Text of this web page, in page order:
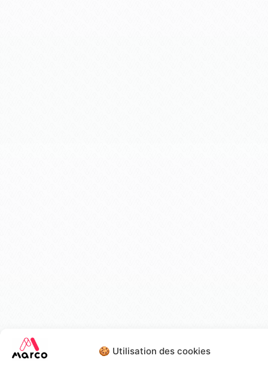
🍪 Utilisation des cookies